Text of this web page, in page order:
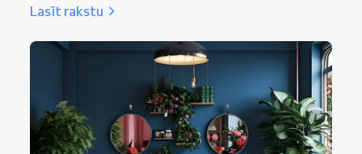
Lasīt rakstu